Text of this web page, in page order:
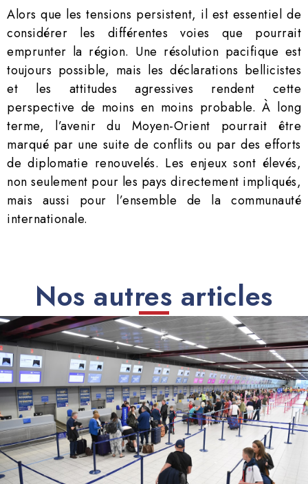
Alors que les tensions persistent, il est essentiel de
considérer les différentes voies que pourrait
emprunter la région. Une résolution pacifique est
toujours possible, mais les déclarations bellicistes
et les attitudes agressives rendent cette
perspective de moins en moins probable. À long
terme, l’avenir du Moyen-Orient pourrait être
marqué par une suite de conflits ou par des efforts
de diplomatie renouvelés. Les enjeux sont élevés,
non seulement pour les pays directement impliqués,
mais aussi pour l’ensemble de la communauté
internationale.
Nos autres articles